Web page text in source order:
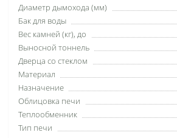
Диаметр дымохода (мм)
Бак для воды
Вес камней (кг), до
Выносной тоннель
Дверца со стеклом
Материал
Назначение
Облицовка печи
Теплообменник
Тип печи